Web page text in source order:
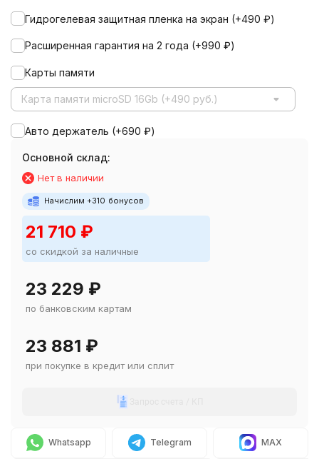
Гидрогелевая защитная пленка на экран (+490 ₽)
Расширенная гарантия на 2 года (+990 ₽)
Карты памяти
Карта памяти microSD 16Gb (+490 руб.)
Авто держатель (+690 ₽)
Основной склад:
Нет в наличии
Начислим +310 бонусов
21 710 ₽
со скидкой за наличные
23 229 ₽
по банковским картам
23 881 ₽
при покупке в кредит или сплит
Whatsapp Telegram MAX